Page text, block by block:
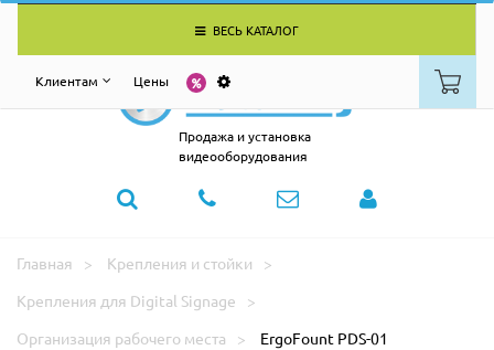
ВЕСЬ КАТАЛОГ
Клиентам Цены
Продажа и установка
видеооборудования
Главная
Крепления и стойки
Крепления для Digital Signage
Организация рабочего места
ErgoFount PDS-01